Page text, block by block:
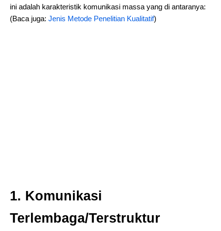
ini adalah karakteristik komunikasi massa yang di antaranya:
(Baca juga: Jenis Metode Penelitian Kualitatif)
1. Komunikasi
Terlembaga/Terstruktur